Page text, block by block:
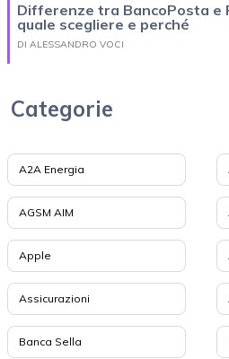
Differenze tra BancoPosta e
quale scegliere e perché
DI ALESSANDRO VOCI
Categorie
A2A Energia
AGSM AIM
Apple
Assicurazioni
Banca Sella